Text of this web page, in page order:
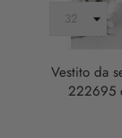
Vestito da
222695